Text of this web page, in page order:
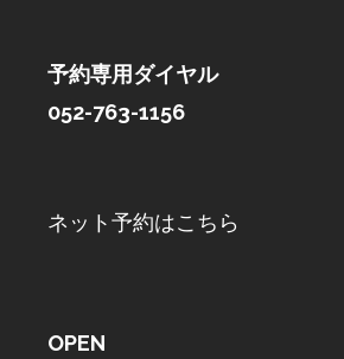
予約専用ダイヤル
052-763-1156
ネット予約はこちら
OPEN